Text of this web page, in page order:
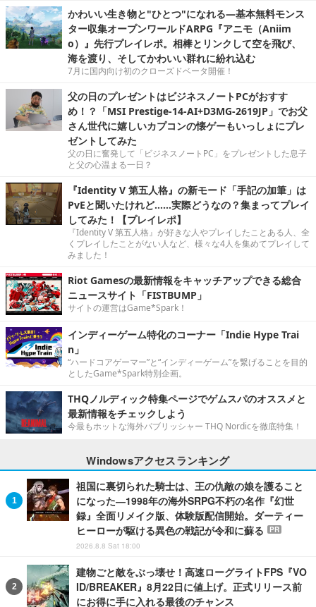
かわいい生き物と"ひとつ"になれる―基本無料モンス
ター収集オープンワールドARPG『アニモ（Aniim
o）』先行プレイレポ。相棒とリンクして空を飛び、
海を渡り、そしてかわいい群れに紛れ込む
7月に国内向け初のクローズドベータ開催！
父の日のプレゼントはビジネスノートPCがおすす
め！？「MSI Prestige-14-AI+D3MG-2619JP」でお父
さん世代に嬉しいカプコンの懐ゲーもいっしょにプレ
ゼントしてみた
父の日に奮発して「ビジネスノートPC」をプレゼントした息子
と父の心温まる一日？
『Identity V 第五人格』の新モード「手記の加筆」は
PvEと聞いたけれど……実際どうなの？集まってプレイ
してみた！【プレイレポ】
『Identity V 第五人格』が好きな人やプレイしたことある人、全
くプレイしたことがない人など、様々な4人を集めてプレイして
みました！
Riot Gamesの最新情報をキャッチアップできる総合
ニュースサイト「FISTBUMP」
サイトの運営はGame*Spark！
インディーゲーム特化のコーナー「Indie Hype Trai
n」
“ハードコアゲーマー”と“インディーゲーム”を繋げることを目的
としたGame*Spark特別企画。
THQノルディック特集ページでゲムスパのオススメと
最新情報をチェックしよう
今最もホットな海外パブリッシャー THQ Nordicを徹底特集！
Windowsアクセスランキング
祖国に裏切られた騎士は、王の仇敵の娘を護ること
になった―1998年の海外SRPG不朽の名作『幻世
録』全面リメイク版、体験版配信開始。ダーティー
ヒーローが駆ける異色の戦記が令和に蘇る
PR
2026.8.8 Sat 18:00
建物ごと敵をぶっ壊せ！高速ローグライトFPS『VO
ID/BREAKER』8月22日に値上げ。正式リリース前
にお得に手に入れる最後のチャンス